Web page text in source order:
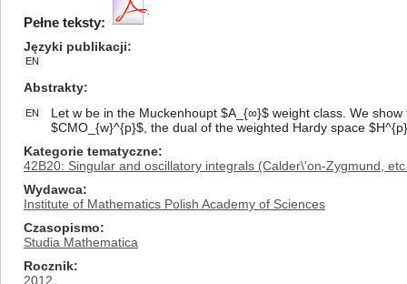
Pełne teksty:
Języki publikacji
EN
Abstrakty
EN
Let w be in the Muckenhoupt $A_{∞}$ weight class. We
$CMO_{w}^{p}$, the dual of the weighted Hardy space
Kategorie tematyczne
42B20: Singular and oscillatory integrals (Calder\'on-Zygmund,
Wydawca
Institute of Mathematics Polish Academy of Sciences
Czasopismo
Studia Mathematica
Rocznik
2012